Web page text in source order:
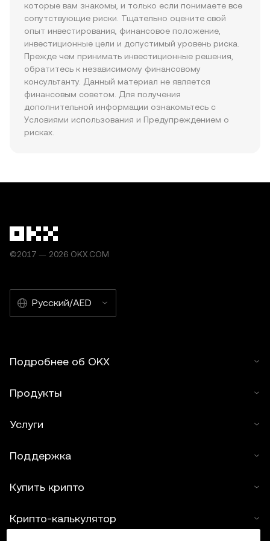
которые вам знакомы, и только если понимаете все
сопутствующие риски. Тщательно оцените свой
опыт инвестирования, финансовое положение,
инвестиционные цели и допустимый уровень риска.
Прежде чем принимать инвестиционные решения,
обратитесь к независимому финансовому
консультанту. Данный материал не является
финансовым советом. Для получения
дополнительной информации ознакомьтесь с
Условиями использования и Предупреждением о
рисках.
©2017 — 2026 OKX.COM
Русский/AED
Подробнее об OKX
Продукты
Услуги
Поддержка
Купить крипто
Крипто-калькулятор